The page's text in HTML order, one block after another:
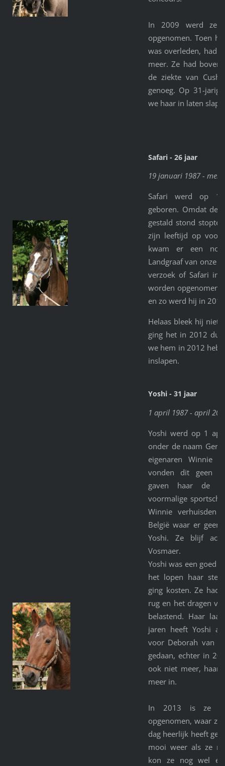
In 2009 werd ze
opgenomen. Toen
was overleden, had
meer. Ze had
de ziekte van
genoeg. Op 31-
we haar in laten
Safari - 26 jaar
19 januari 1987 - mei
Safari werd op
geboren. Omdat de
gestald stond
zijn leeftijd op voor
kwam er een
Landgraaf van onze
verzoek of Safari in
worden opgenomen.
en zo werd hij in
Helaas bleek hij niet
ging het in 2012
we hem in 2012
inslapen.
Yoshi - 31 jaar
1 april 1987 - april
Yoshi werd op 1
onder de naam
eigenaren Winnie
vonden dit geen
gaven haar de
voormalige
Winnie verhuisden
België waar er geen
Yoshi. Ze blijf
Vosmaer.
Yoshi was een goed
het lopen haar
ging kosten. Ze had
rug en het dragen
belastend. Haar
jaren heeft Yoshi
voor Deborah van
gedaan, echter in
ook niet meer, haar
meer in.
In 2013 is ze in
opgenomen, waar
dag heerlijk heeft
mooi weer als ze
kon ze nog wel